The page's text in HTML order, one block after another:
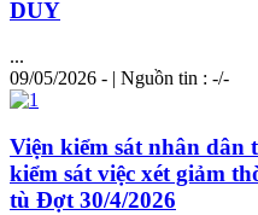
DUY
...
09/05/2026 - | Nguồn tin : -/-
Viện kiểm sát nhân dân
kiểm sát việc xét giảm
tù Đợt 30/4/2026